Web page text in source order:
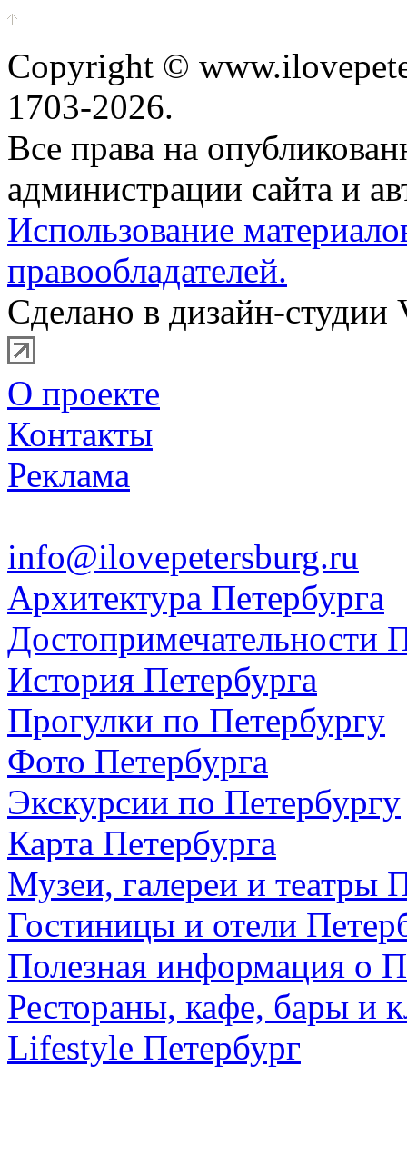
Copyright ©
1703-2026.
Все права на
администрации сайта и
Использование
правообладателей.
Сделано в дизайн-студии
О проекте
Контакты
Реклама
info@ilovepetersburg.ru
Архитектура Петербурга
Достопримечательности
История Петербурга
Прогулки по Петербургу
Фото Петербурга
Экскурсии по Петербургу
Карта Петербурга
Музеи, галереи и театры
Гостиницы и отели
Полезная информация о
Рестораны, кафе, бары и
Lifestyle Петербург